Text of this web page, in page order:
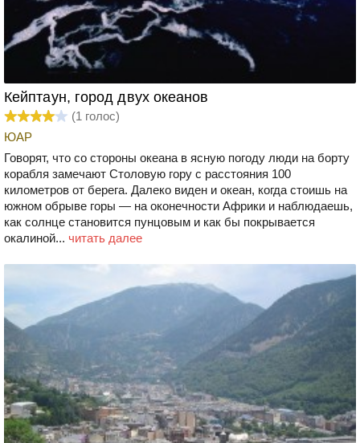
Кейптаун, город двух океанов
(1 голос)
ЮАР
Говорят, что со стороны океана в ясную погоду люди на борту
корабля замечают Столовую гору с расстояния 100
километров от берега. Далеко виден и океан, когда стоишь на
южном обрыве горы — на оконечности Африки и наблюдаешь,
как солнце становится пунцовым и как бы покрывается
окалиной... читать далее